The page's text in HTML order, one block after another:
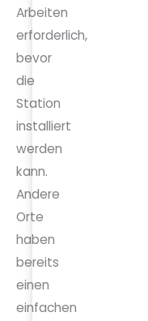
Arbeiten
erforderlich,
bevor
die
Station
installiert
werden
kann.
Andere
Orte
haben
bereits
einen
einfachen